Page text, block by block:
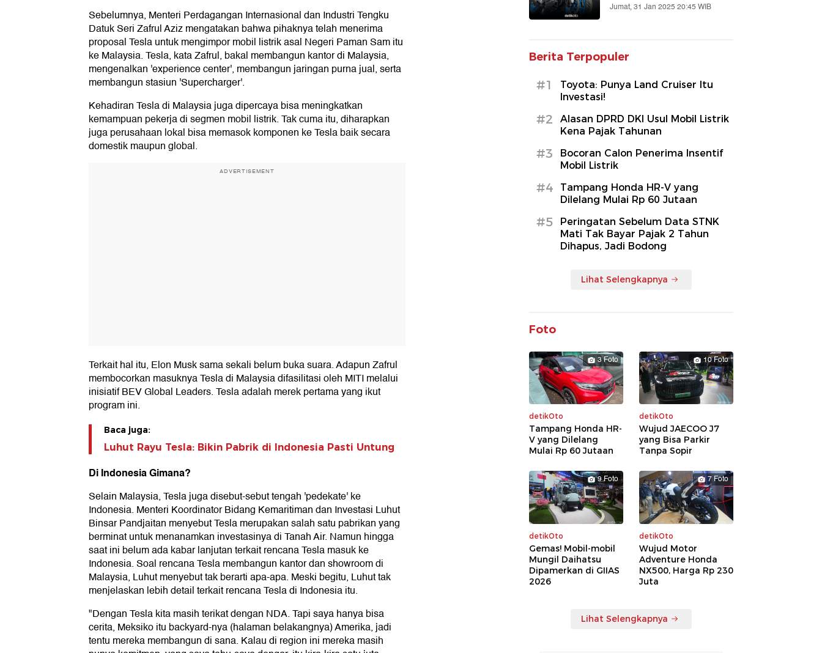
Sebelumnya, Menteri Perdagangan Internasional dan Industri Tengku
Datuk Seri Zafrul Aziz mengatakan bahwa pihaknya telah menerima
proposal Tesla untuk mengimpor mobil listrik asal Negeri Paman Sam itu
ke Malaysia. Tesla, kata Zafrul, bakal membangun kantor di Malaysia,
mengenalkan 'experience center', membangun jaringan purna jual, serta
membangun stasiun 'Supercharger'.
Kehadiran Tesla di Malaysia juga dipercaya bisa meningkatkan
kemampuan pekerja di segmen mobil listrik. Tak cuma itu, diharapkan
juga perusahaan lokal bisa memasok komponen ke Tesla baik secara
domestik maupun global.
ADVERTISEMENT
Terkait hal itu, Elon Musk sama sekali belum buka suara. Adapun Zafrul
membocorkan masuknya Tesla di Malaysia difasilitasi oleh MITI melalui
inisiatif BEV Global Leaders. Tesla adalah merek pertama yang ikut
program ini.
Baca juga:
Luhut Rayu Tesla: Bikin Pabrik di Indonesia Pasti Untung
Di Indonesia Gimana?
Selain Malaysia, Tesla juga disebut-sebut tengah 'pedekate' ke
Indonesia. Menteri Koordinator Bidang Kemaritiman dan Investasi Luhut
Binsar Pandjaitan menyebut Tesla merupakan salah satu pabrikan yang
berminat untuk menanamkan investasinya di Tanah Air. Namun hingga
saat ini belum ada kabar lanjutan terkait rencana Tesla masuk ke
Indonesia. Soal rencana Tesla membangun kantor dan showroom di
Malaysia, Luhut menyebut tak berarti apa-apa. Meski begitu, Luhut tak
menjelaskan lebih detail terkait rencana Tesla di Indonesia itu.
"Dengan Tesla kita masih terikat dengan NDA. Tapi saya hanya bisa
cerita, Meksiko itu backyard-nya (halaman belakangnya) Amerika, jadi
tentu mereka membangun di sana. Kalau di region ini mereka masih
Jumat, 31 Jan 2025 20:45 WIB
Berita Terpopuler
#1
Toyota: Punya Land Cruiser Itu
Investasi!
#2
Alasan DPRD DKI Usul Mobil Listrik
Kena Pajak Tahunan
#3
Bocoran Calon Penerima Insentif
Mobil Listrik
#4
Tampang Honda HR-V yang
Dilelang Mulai Rp 60 Jutaan
#5
Peringatan Sebelum Data STNK
Mati Tak Bayar Pajak 2 Tahun
Dihapus, Jadi Bodong
Lihat Selengkapnya
Foto
3 Foto
detikOto
Tampang Honda HR-
V yang Dilelang
Mulai Rp 60 Jutaan
10 Foto
detikOto
Wujud JAECOO J7
yang Bisa Parkir
Tanpa Sopir
9 Foto
detikOto
Gemas! Mobil-mobil
Mungil Daihatsu
Dipamerkan di GIIAS
2026
7 Foto
detikOto
Wujud Motor
Adventure Honda
NX500, Harga Rp 230
Juta
Lihat Selengkapnya